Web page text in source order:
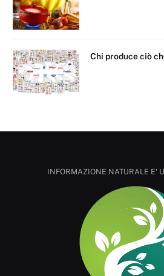
Chi produce ciò
INFORMAZIONE NATURALE E'